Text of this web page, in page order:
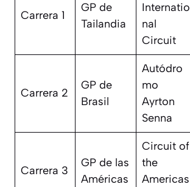
Carrera 1
GP de
Tailandia
Internatio
nal
Circuit
Carrera 2
GP de
Brasil
Autódro
mo
Ayrton
Senna
Carrera 3
GP de las
Américas
Circuit of
the
Americas